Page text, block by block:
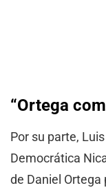
“Ortega
Por su parte,
Democrática
de Daniel